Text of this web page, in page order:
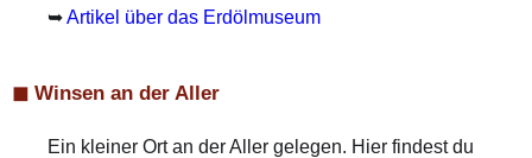
➥Artikel über das Erdölmuseum
◼ Winsen an der Aller
Ein kleiner Ort an der Aller gelegen. Hier findest du